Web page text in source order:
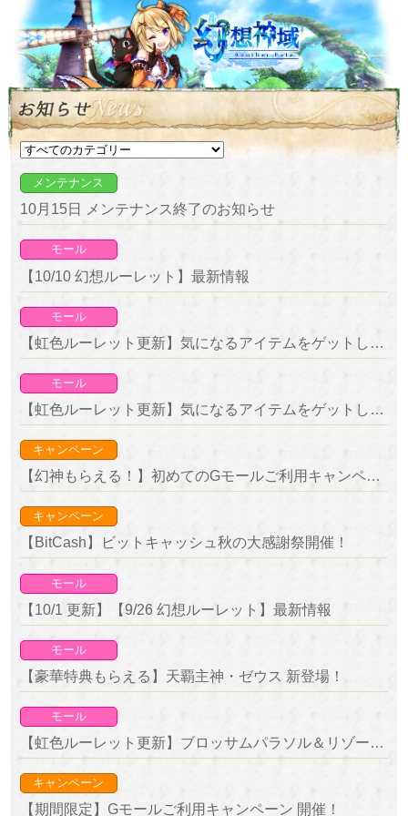
メンテナンス
10月15日 メンテナンス終了のお知らせ
モール
【10/10 幻想ルーレット】最新情報
モール
【虹色ルーレット更新】気になるアイテムをゲットしよう！復刻ルーレット開催！
モール
【虹色ルーレット更新】気になるアイテムをゲットしよう！復刻ルーレット開催！
キャンペーン
【幻神もらえる！】初めてのGモールご利用キャンペーン 開催！
キャンペーン
【BitCash】ビットキャッシュ秋の大感謝祭開催！
モール
【10/1 更新】【9/26 幻想ルーレット】最新情報
モール
【豪華特典もらえる】天覇主神・ゼウス 新登場！
モール
【虹色ルーレット更新】ブロッサムパラソル＆リゾートフロートが新登場！
キャンペーン
【期間限定】Gモールご利用キャンペーン 開催！